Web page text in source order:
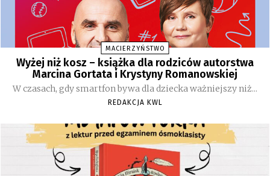
MACIERZYŃSTWO
Wyżej niż kosz – książka dla rodziców autorstwa
Marcina Gortata i Krystyny Romanowskiej
W czasach, gdy smartfon bywa dla dziecka ważniejszy niż...
REDAKCJA KWL